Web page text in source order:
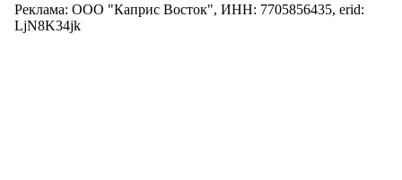
Реклама: ООО "Каприс Восток", ИНН: 7705856435, erid:
LjN8K34jk